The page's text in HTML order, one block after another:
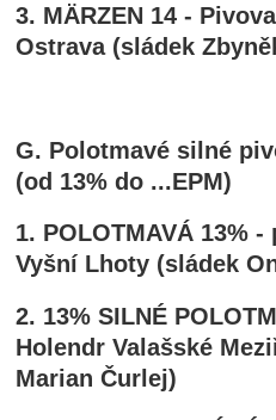
3. MÄRZEN 14 -
Ostrava (sládek
G. Polotmavé silné
(od 13% do ...EPM)
1. POLOTMAVÁ 13%
Vyšní Lhoty (sládek
2. 13% SILNÉ
Holendr Valašské
Marian Čurlej)